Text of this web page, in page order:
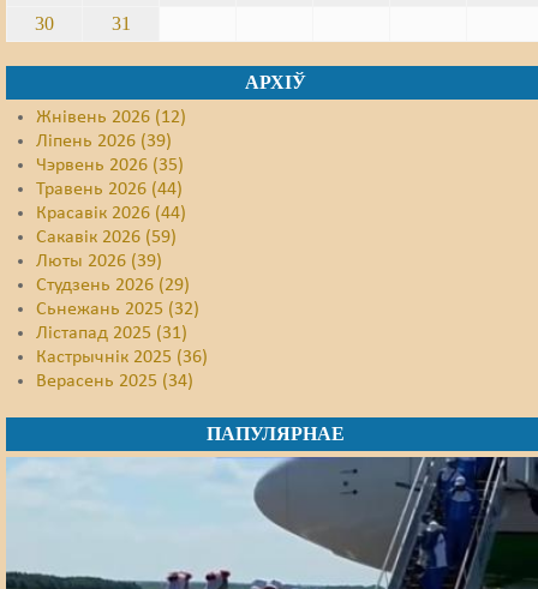
30
31
АРХІЎ
Жнівень 2026 (12)
Ліпень 2026 (39)
Чэрвень 2026 (35)
Травень 2026 (44)
Красавік 2026 (44)
Сакавік 2026 (59)
Люты 2026 (39)
Студзень 2026 (29)
Сьнежань 2025 (32)
Лістапад 2025 (31)
Кастрычнік 2025 (36)
Верасень 2025 (34)
ПАПУЛЯРНАЕ